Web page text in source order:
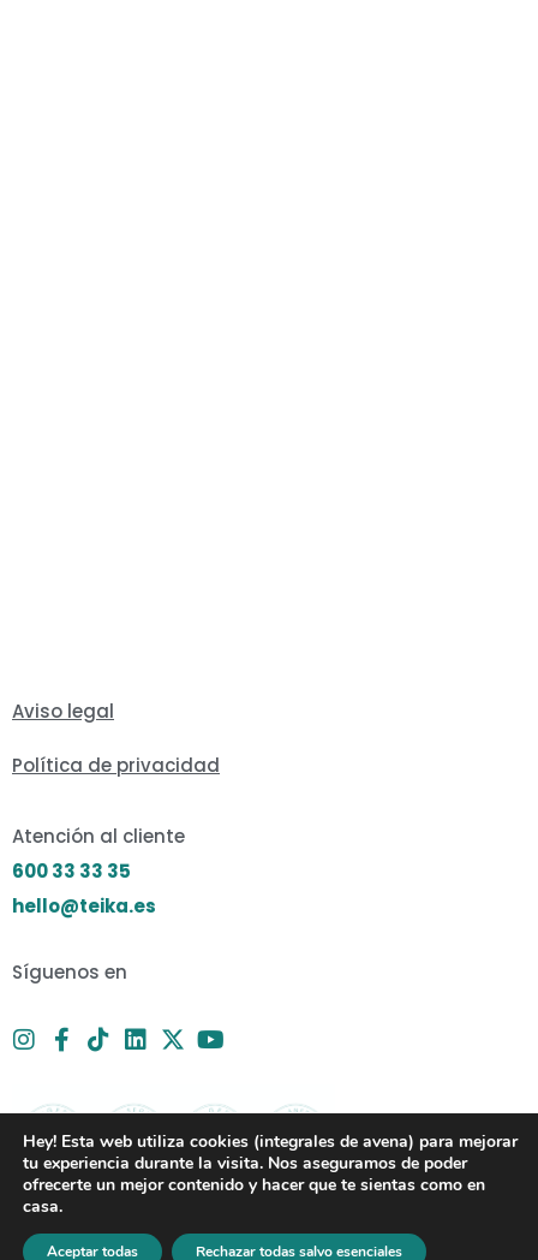
Aviso legal
Política de privacidad
Atención al cliente
600 33 33 35
hello@teika.es
Síguenos en
En el grupoNB Creación, Innovación y Gestión S.L.apostamos por la
Hey! Esta web utiliza cookies (integrales de avena) para mejorar
tu experiencia durante la visita. Nos aseguramos de poder
ofrecerte un mejor contenido y hacer que te sientas como en
casa.
Aceptar todas Rechazar todas salvo esenciales